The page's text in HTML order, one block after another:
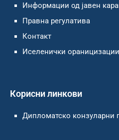
Информации од јавен
Правна регулатива
Контакт
Иселенички ораницизации
Корисни линкови
Дипломатско конзуларни